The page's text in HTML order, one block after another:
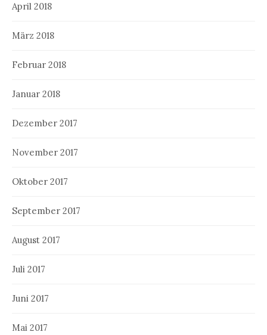
April 2018
März 2018
Februar 2018
Januar 2018
Dezember 2017
November 2017
Oktober 2017
September 2017
August 2017
Juli 2017
Juni 2017
Mai 2017